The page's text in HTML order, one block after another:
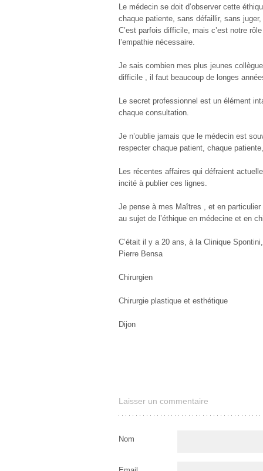
Le médecin se doit d’observer cette
chaque patiente, sans défaillir, sans
C’est parfois difficile, mais c’est notre
l’empathie nécessaire.
Je sais combien mes plus jeunes
difficile , il faut beaucoup de longes
Le secret professionnel est un élément
chaque consultation.
Je n’oublie jamais que le médecin est
respecter chaque patient, chaque
Les récentes affaires qui défraient
incité à publier ces lignes.
Je pense à mes Maîtres , et en
au sujet de l’éthique en médecine et en
C’était il y a 20 ans, à la Clinique
Pierre Bensa
Chirurgien
Chirurgie plastique et esthétique
Dijon
Laisser un commentaire
Nom